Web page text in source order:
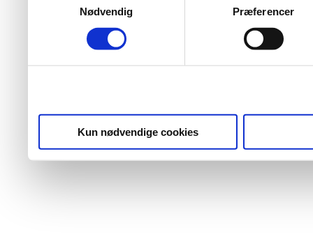
Nødvendig
Præferencer
Kun nødvendige cookies